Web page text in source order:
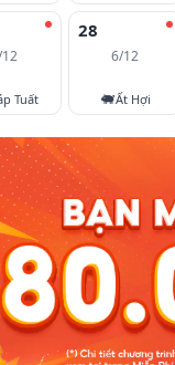
Tuất
28
6/12
🐖Ất Hợi